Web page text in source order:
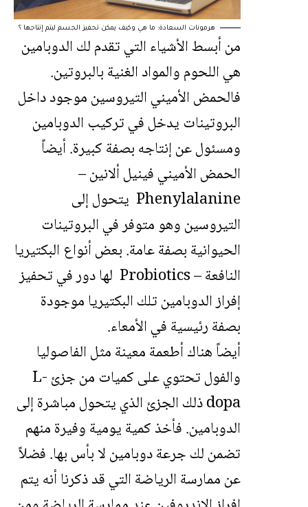
هرمونات السعادة: ما هي وكيف يمكن تحفيز الجسم ليتم إنتاجها ؟
من أبسط الأشياء التي تقدم لك الدوبامين
هي اللحوم والمواد الغنية بالبروتين.
فالحمض الأميني التيروسين موجود داخل
البروتينات يدخل في تركيب الدوبامين
ومسئول عن إنتاجه بصفة كبيرة.أيضاً
الحمض الأميني فينيل ألانين –
Phenylalanine يتحول إلى
التيروسين وهو متوفر في البروتينات
الحيوانية بصفة عامة. بعض أنواع البكتيريا
النافعة
– Probiotics لها دور في تحفيز
إفراز الدوبامين تلك البكتيريا موجودة
بصفة رئيسية في الأمعاء.
أيضاً هناك أطعمة معينة مثل الفاصوليا
والفول تحتوي على كميات من جزئ L-
dopa ذلك الجزئ الذي يتحول مباشرة إلى
الدوبامين. فأخذ كمية يومية وفيرة منهم
تضمن لك جرعة دوبامين لا بأس بها. فضلاً
عن ممارسة الرياضة التي قد ذكرنا أنه يتم